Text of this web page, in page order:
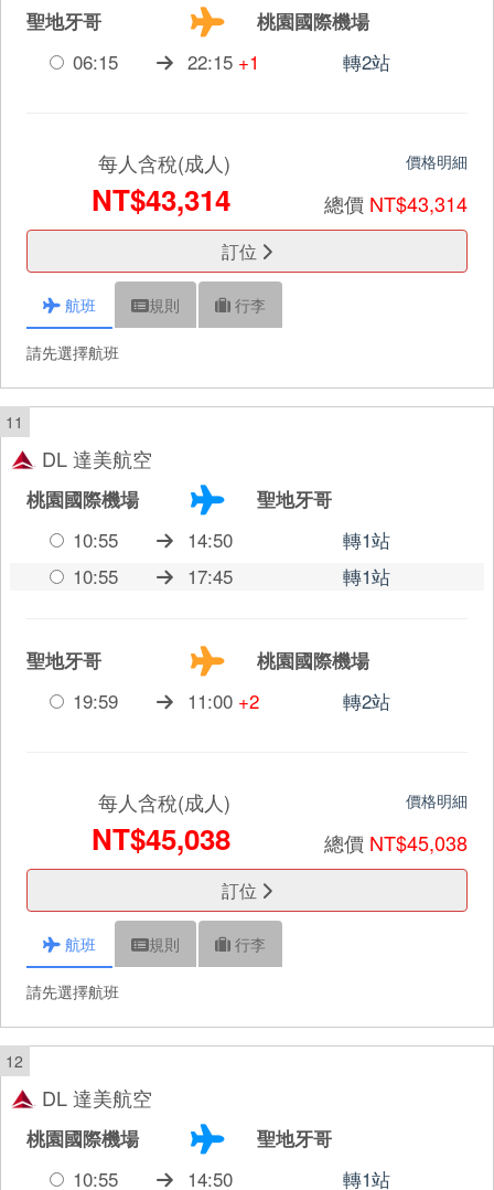
聖地牙哥
桃園國際機場
06:15
22:15 +1 轉2站
每人含稅(成人)
NT$43,314
價格明細
總價 NT$43,314
訂位
航班 規則 行李
請先選擇航班
11
DL 達美航空
桃園國際機場
聖地牙哥
10:55
14:50
轉1站
10:55
17:45 轉1站
聖地牙哥
桃園國際機場
19:59
11:00 +2 轉2站
每人含稅(成人)
NT$45,038
價格明細
總價 NT$45,038
訂位
航班 規則 行李
請先選擇航班
12
DL 達美航空
桃園國際機場
聖地牙哥
10:55
14:50 轉1站